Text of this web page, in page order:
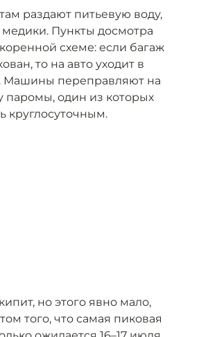
раздают питьевую воду,
Пункты досмотра
схеме: если багаж
то на авто уходит в
Машины переправляют на
паромы, один из которых
круглосуточным.
но этого явно мало,
того, что самая пиковая